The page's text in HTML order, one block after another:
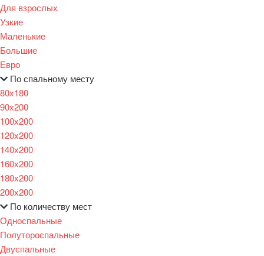
Для взрослых
Узкие
Маленькие
Большие
Евро
По спальному месту
80х180
90х200
100х200
120x200
140х200
160х200
180х200
200х200
По количеству мест
Односпальные
Полутороспальные
Двуспальные